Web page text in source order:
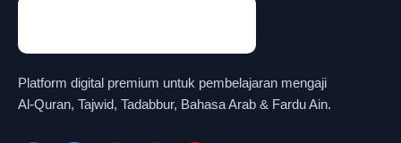
Platform digital premium untuk pembelajaran mengaji
Al-Quran, Tajwid, Tadabbur, Bahasa Arab & Fardu Ain.